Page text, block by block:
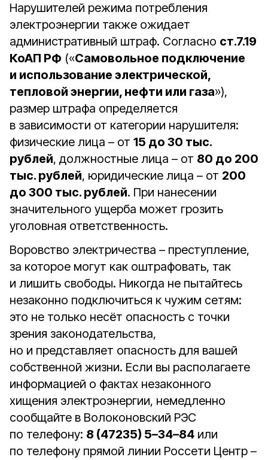
Нарушителей режима потребления
электроэнергии также ожидает
административный штраф. Согласно ст.7.19
КоАП РФ («Самовольное подключение
и использование электрической,
тепловой энергии, нефти или газа»),
размер штрафа определяется
в зависимости от категории нарушителя:
физические лица – от 15 до 30 тыс.
рублей, должностные лица – от 80 до 200
тыс. рублей, юридические лица – от 200
до 300 тыс. рублей. При нанесении
значительного ущерба может грозить
уголовная ответственность.
Воровство электричества – преступление,
за которое могут как оштрафовать, так
и лишить свободы. Никогда не пытайтесь
незаконно подключиться к чужим сетям:
это не только несёт опасность с точки
зрения законодательства,
но и представляет опасность для вашей
собственной жизни. Если вы располагаете
информацией о фактах незаконного
хищения электроэнергии, немедленно
сообщайте в Волоконовский РЭС
по телефону: 8 (47235) 5–34–84 или
по телефону прямой линии Россети Центр –